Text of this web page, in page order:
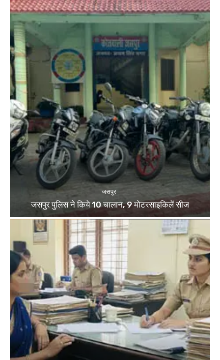
जसपुर
जसपुर पुलिस ने किये 10 चालान, 9 मोटरसाइकिलें सीज